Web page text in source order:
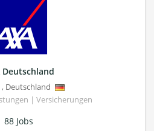
Deutschland
, Deutschland
| Versicherungen
88 Jobs